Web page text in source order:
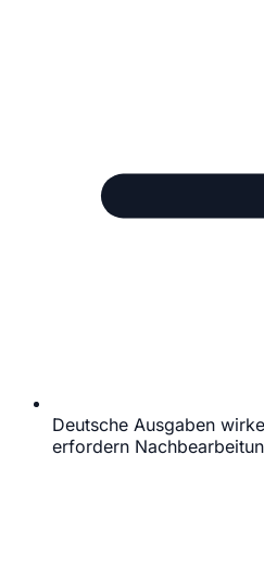
Deutsche Ausgaben
erfordern